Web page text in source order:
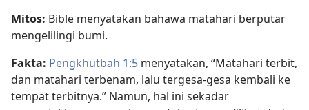
Mitos: Bible menyatakan bahawa matahari berputar
mengelilingi bumi.
Fakta: Pengkhutbah 1:5 menyatakan, “Matahari terbit,
dan matahari terbenam, lalu tergesa-gesa kembali ke
tempat terbitnya.” Namun, hal ini sekadar